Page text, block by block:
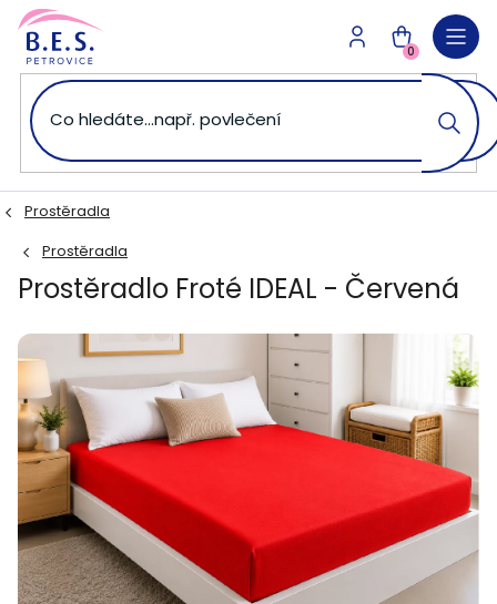
Přejít
obsah
NÁKUPNÍ
KOŠÍK
0
Prostěradla
Prostěradla
Prostěradlo Froté IDEAL - Červená